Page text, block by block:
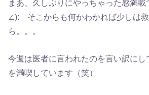
まあ、久しぶりにやっちゃった感満載
∠): そこからも何かわかれば少しは
ら。。。
今週は医者に言われたのを言い訳にし
を満喫しています（笑）